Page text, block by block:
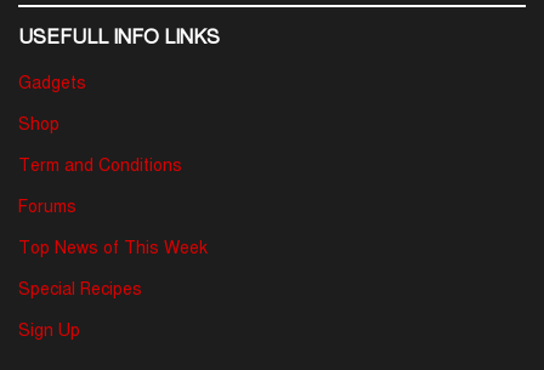
USEFULL INFO LINKS
Gadgets
Shop
Term and Conditions
Forums
Top News of This Week
Special Recipes
Sign Up